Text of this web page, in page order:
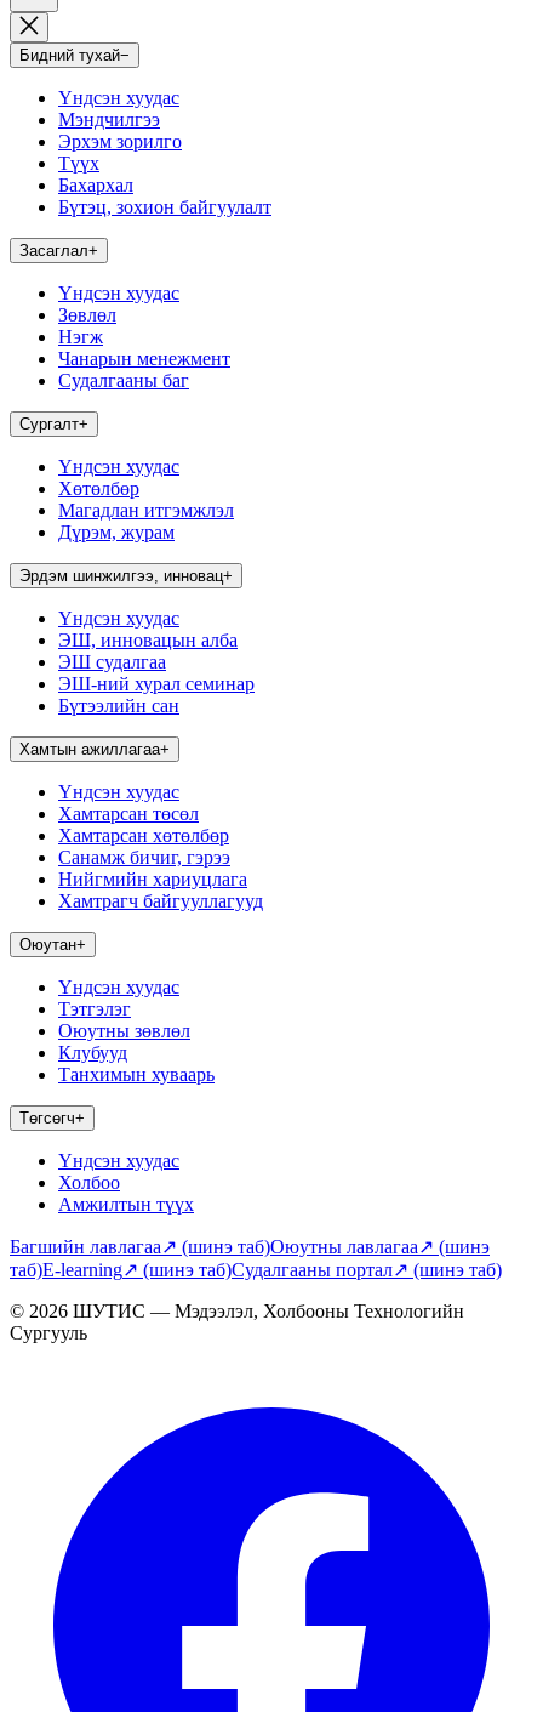
Бидний тухай−
Үндсэн хуудас
Мэндчилгээ
Эрхэм зорилго
Түүх
Бахархал
Бүтэц, зохион байгуулалт
Засаглал+
Үндсэн хуудас
Зөвлөл
Нэгж
Чанарын менежмент
Судалгааны баг
Сургалт+
Үндсэн хуудас
Хөтөлбөр
Магадлан итгэмжлэл
Дүрэм, журам
Эрдэм шинжилгээ, инновац+
Үндсэн хуудас
ЭШ, инновацын алба
ЭШ судалгаа
ЭШ-ний хурал семинар
Бүтээлийн сан
Хамтын ажиллагаа+
Үндсэн хуудас
Хамтарсан төсөл
Хамтарсан хөтөлбөр
Санамж бичиг, гэрээ
Нийгмийн хариуцлага
Хамтрагч байгууллагууд
Оюутан+
Үндсэн хуудас
Тэтгэлэг
Оюутны зөвлөл
Клубууд
Танхимын хуваарь
Төгсөгч+
Үндсэн хуудас
Холбоо
Амжилтын түүх
Багшийн лавлагаа↗ (шинэ таб)Оюутны лавлагаа↗ (шинэ
таб)E-learning↗ (шинэ таб)Судалгааны портал↗ (шинэ таб)
© 2026 ШУТИС — Мэдээлэл, Холбооны Технологийн
Сургууль